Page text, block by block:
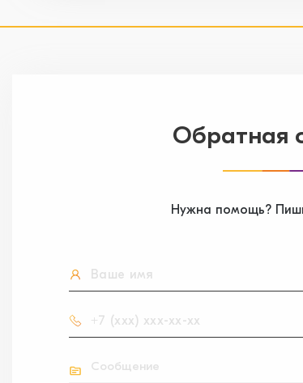
Обратная
Нужна помощь?